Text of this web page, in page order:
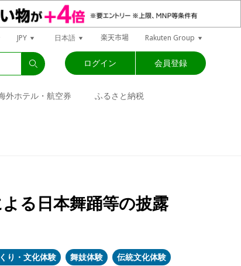
JPY 日本語 楽天市場 Rakuten Group
ログイン 会員登録
外ホテル・航空券 ふるさと納税
る日本舞踊等の披露
り・文化体験 舞妓体験 伝統文化体験